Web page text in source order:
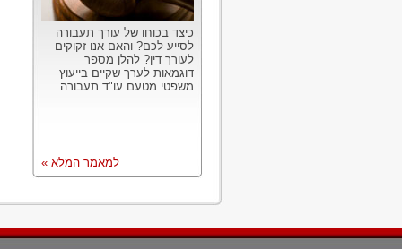
כיצד בכוחו של עורך תעבורה
לסייע לכם? והאם אנו זקוקים
לעורך דין? להלן מספר
דוגמאות לערך שקיים בייעוץ
משפטי מטעם עו"ד תעבורה....
למאמר המלא »